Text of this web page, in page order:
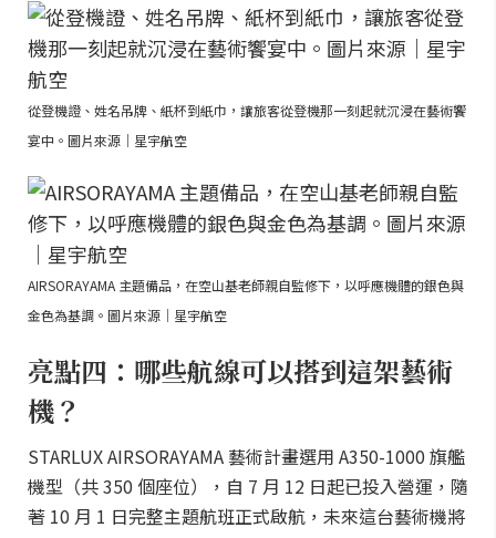
從登機證、姓名吊牌、紙杯到紙巾，讓旅客從登機那一刻起就沉浸在藝術饗
宴中。圖片來源｜星宇航空
AIRSORAYAMA 主題備品，在空山基老師親自監修下，以呼應機體的銀色與
金色為基調。圖片來源｜星宇航空
亮點四：哪些航線可以搭到這架藝術
機？
STARLUX AIRSORAYAMA 藝術計畫選用 A350-1000 旗艦
機型（共 350 個座位），自 7 月 12 日起已投入營運，隨
著 10 月 1 日完整主題航班正式啟航，未來這台藝術機將